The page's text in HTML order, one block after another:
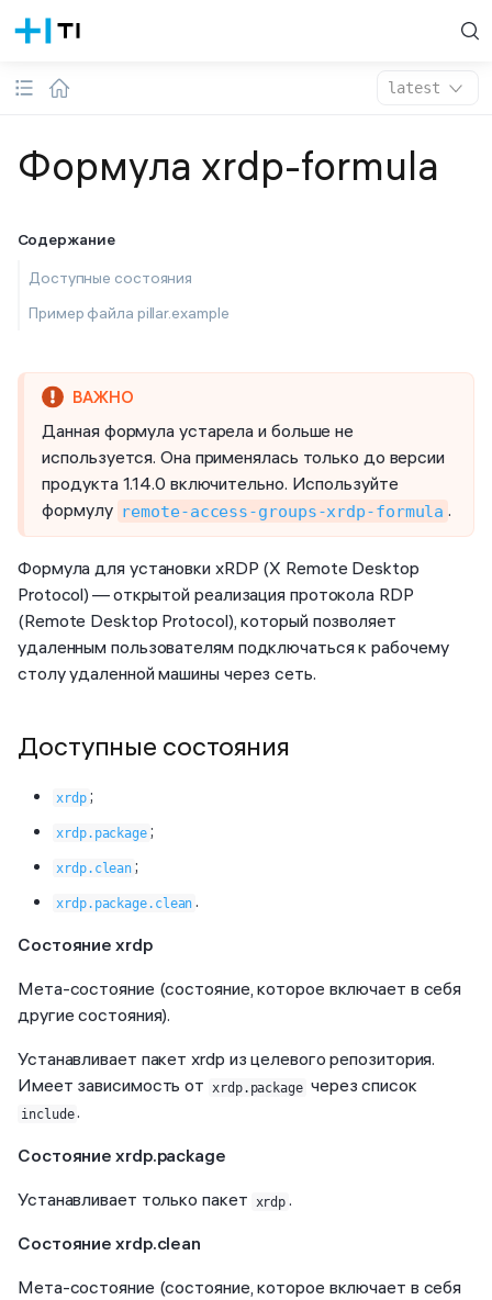
latest
Формула xrdp-formula
Содержание
Доступные состояния
Пример файла pillar.example
Данная формула устарела и больше не
используется. Она применялась только до версии
продукта 1.14.0 включительно. Используйте
формулу remote-access-groups-xrdp-formula .
Формула для установки xRDP (X Remote Desktop
Protocol) — открытой реализация протокола RDP
(Remote Desktop Protocol), который позволяет
удаленным пользователям подключаться к рабочему
столу удаленной машины через сеть.
Доступные состояния
xrdp ;
xrdp.package ;
xrdp.clean ;
xrdp.package.clean .
Состояние xrdp
Мета-состояние (состояние, которое включает в себя
другие состояния).
Устанавливает пакет xrdp из целевого репозитория.
Имеет зависимость от
xrdp.package через список
include .
Состояние xrdp.package
Устанавливает только пакет
xrdp .
Состояние xrdp.clean
Мета-состояние (состояние, которое включает в себя